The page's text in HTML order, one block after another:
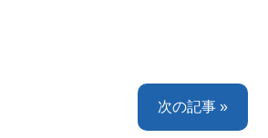
次の記事 »